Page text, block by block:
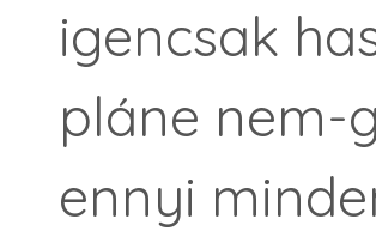
igencsak
pláne nem-
ennyi